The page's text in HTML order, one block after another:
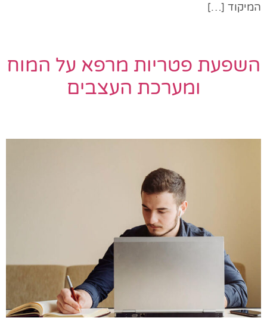
המיקוד […]
השפעת פטריות מרפא על המוח
ומערכת העצבים